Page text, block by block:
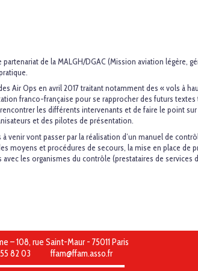
partenariat de la MALGH/DGAC (Mission aviation légère,
Air Ops en avril 2017 traitant notamment des « vols à
franco-française pour se rapprocher des futurs
les différents intervenants et de faire le point
et des pilotes de présentation.
venir vont passer par la réalisation d’un manuel de
moyens et procédures de secours, la mise en place de
les organismes du contrôle (prestataires de services
– 108, rue Saint-Maur - 75011 Paris
55 82 03 ffam@ffam.asso.fr